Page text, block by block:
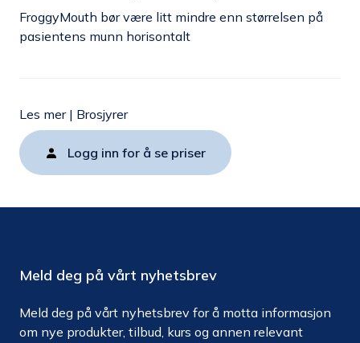
FroggyMouth bør være litt mindre enn størrelsen på
pasientens munn horisontalt
Les mer| Brosjyrer
Logg inn for å se priser
Meld deg på vårt nyhetsbrev
Meld deg på vårt nyhetsbrev for å motta informasjon
om nye produkter, tilbud, kurs og annen relevant